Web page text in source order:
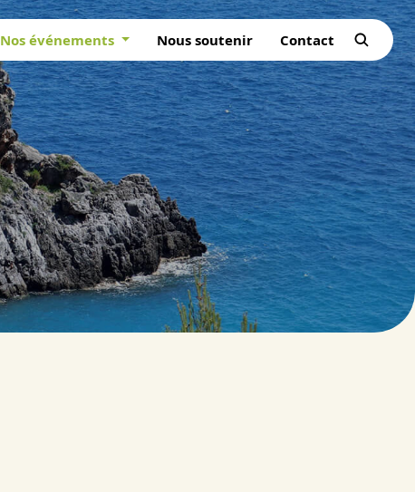
Nos événements Nous soutenir Contact